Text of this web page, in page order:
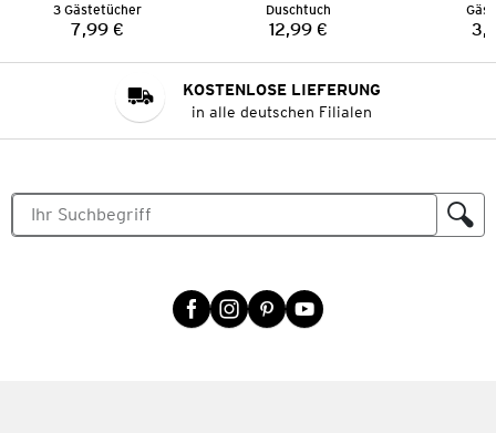
3 Gästetücher
Preis:
7,99 €
Duschtuch
Preis:
12,99 €
KOSTENLOSE LIEFERUNG
in alle deutschen Filialen